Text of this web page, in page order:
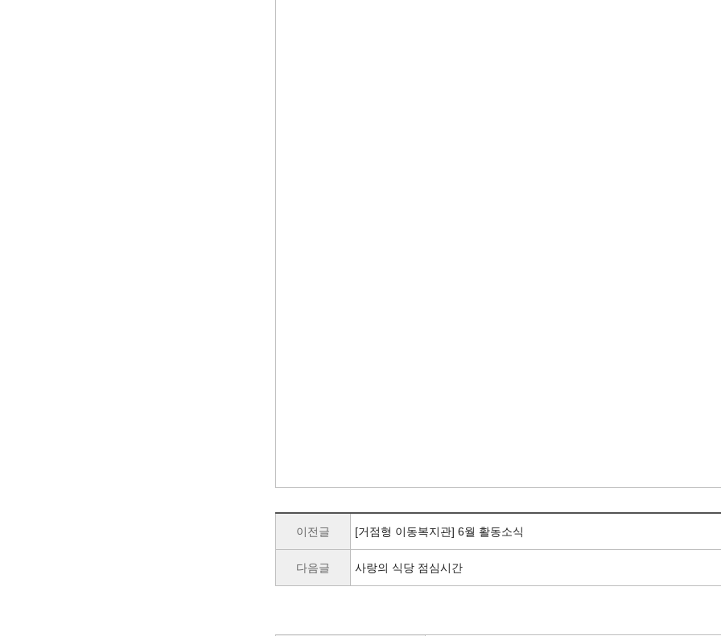
이전글 [거점형 이동복지관] 6월 활동소식
다음글 사랑의 식당 점심시간